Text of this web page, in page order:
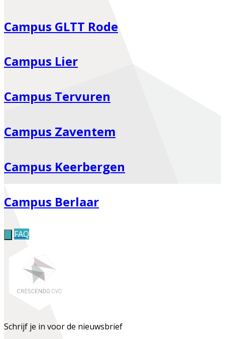
Campus GLTT Rode
Campus Lier
Campus Tervuren
Campus Zaventem
Campus Keerbergen
Campus Berlaar
FAQ
Schrijf je in voor de nieuwsbrief